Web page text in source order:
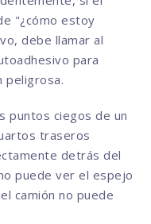
"¿cómo estoy
debe llamar al
para
peligrosa.
puntos ciegos de un
traseros
detrás del
puede ver el espejo
camión no puede